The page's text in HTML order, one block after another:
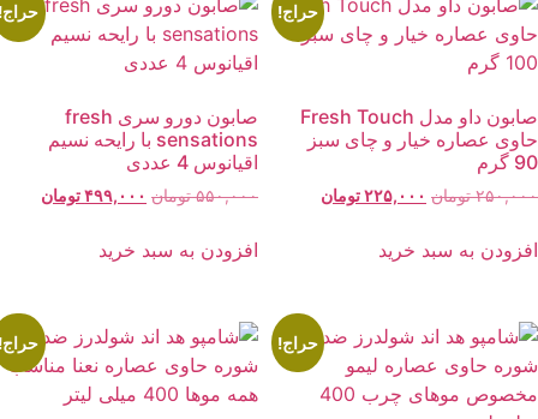
حراج!
صابون داو مدل Fresh Touch
عصاره خیار و چای سبز
تومانقیمت
۲۲۵,۰۰۰تومانقیمت
به سبد خرید
حراج!
صابون دورو سری fresh
sensations با رایحه نسیم
اقیانوس 4 عددی
۵۵۰,۰۰۰ تومانقیمت
۴۹۹,۰۰۰تومانقیمت
افزودن به سبد خرید
حراج! حراج!